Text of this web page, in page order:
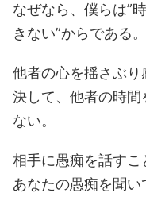
なぜなら、僕らは”
きない”からである。
他者の心を揺さぶり
決して、他者の時
ない。
相手に愚痴を話すこ
あなたの愚痴を聞